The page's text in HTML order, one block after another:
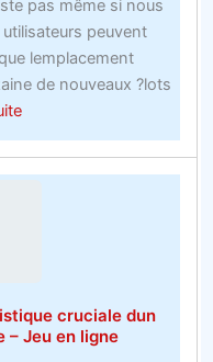
60
minutes
pas même si nous
peuvent
lemplacement
de nouveaux ?lots
about
Comment
gagner
marchés
avec
cruciale dun
– Jeu en ligne